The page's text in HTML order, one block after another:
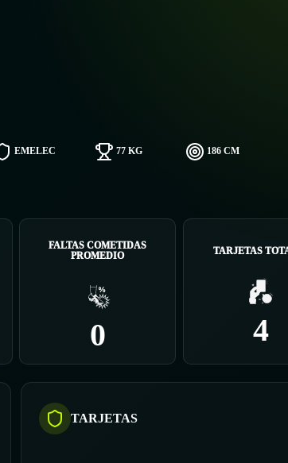
EMELEC 77 KG 186 CM
FALTAS COMETIDAS
PROMEDIO
0
TARJETAS
4
TARJETAS